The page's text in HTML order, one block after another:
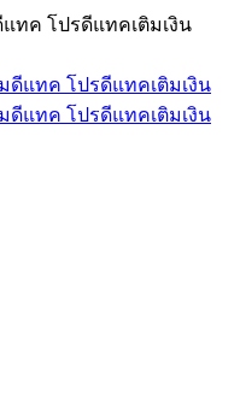
ทค โปรดีแทคเติมเงิน